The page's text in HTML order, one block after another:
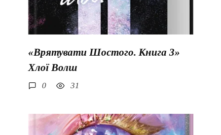
«Врятувати Шостого. Книга 3»
Хлої Волш
0 31